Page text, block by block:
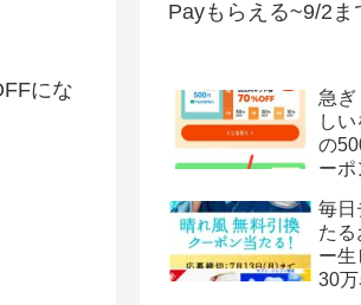
にな
Payもらえる~9/2ま
急ぎ
し
の
ーポ
毎日
たる
ー
30